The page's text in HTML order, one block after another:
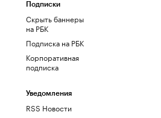
Подписки
Скрыть баннеры
на РБК
Подписка на РБК
Корпоративная
подписка
Уведомления
RSS Новости